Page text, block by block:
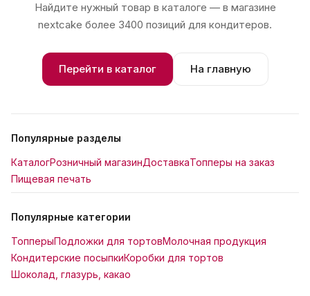
Найдите нужный товар в каталоге — в магазине
nextcake более 3400 позиций для кондитеров.
Перейти в каталог На главную
Популярные разделы
КаталогРозничный магазинДоставкаТопперы на заказ
Пищевая печать
Популярные категории
ТопперыПодложки для тортовМолочная продукция
Кондитерские посыпкиКоробки для тортов
Шоколад, глазурь, какао